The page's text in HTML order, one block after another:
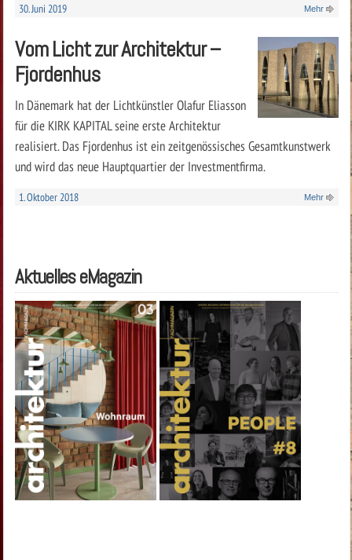
30. Juni 2019 Mehr
Vom Licht zur Architektur –
Fjordenhus
In Dänemark hat der Lichtkünstler Olafur Eliasson
für die KIRK KAPITAL seine erste Architektur
realisiert. Das Fjordenhus ist ein zeitgenössisches Gesamtkunstwerk
und wird das neue Hauptquartier der Investmentfirma.
1. Oktober 2018 Mehr
Aktuelles eMagazin